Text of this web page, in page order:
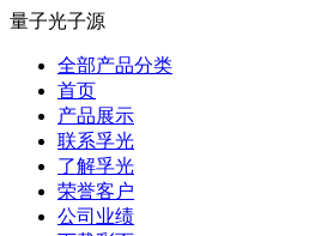
量子光子源
全部产品分类
首页
产品展示
联系孚光
了解孚光
荣誉客户
公司业绩